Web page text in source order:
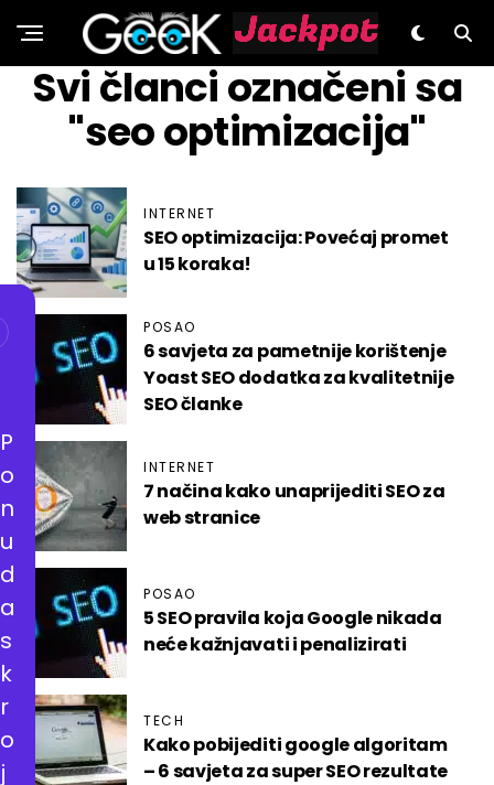
GeeK.hr
Svi članci označeni sa
"seo optimizacija"
INTERNET
SEO optimizacija: Povećaj promet
u 15 koraka!
POSAO
6 savjeta za pametnije korištenje
Yoast SEO dodatka za kvalitetnije
SEO članke
INTERNET
7 načina kako unaprijediti SEO za
web stranice
POSAO
5 SEO pravila koja Google nikada
neće kažnjavati i penalizirati
TECH
Kako pobijediti google algoritam
– 6 savjeta za super SEO rezultate
P
o
n
u
d
a
s
k
r
o
j